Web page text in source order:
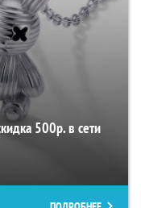
500р. в сети